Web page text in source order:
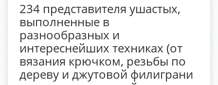
234 представителя ушастых,
выполненные в
разнообразных и
интереснейших техниках (от
вязания крючком, резьбы по
дереву и джутовой филиграни